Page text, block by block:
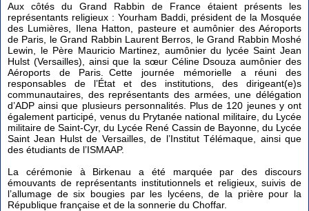
Aux côtés du Grand Rabbin de France étaient présents les
représentants religieux : Yourham Baddi, président de la Mosquée
des Lumières, Ilena Hatton, pasteure et aumônier des Aéroports
de Paris, le Grand Rabbin Laurent Berros, le Grand Rabbin Moshé
Lewin, le Père Mauricio Martinez, aumônier du lycée Saint Jean
Hulst (Versailles), ainsi que la sœur Céline Dsouza aumônier des
Aéroports de Paris. Cette journée mémorielle a réuni des
responsables de l’État et des institutions, des dirigeant(e)s
communautaires, des représentants des armées, une délégation
d’ADP ainsi que plusieurs personnalités. Plus de 120 jeunes y ont
également participé, venus du Prytanée national militaire, du Lycée
militaire de Saint-Cyr, du Lycée René Cassin de Bayonne, du Lycée
Saint Jean Hulst de Versailles, de l’Institut Télémaque, ainsi que
des étudiants de l’ISMAAP.
La cérémonie à Birkenau a été marquée par des discours
émouvants de représentants institutionnels et religieux, suivis de
l’allumage de six bougies par les lycéens, de la prière pour la
République française et de la sonnerie du Choffar.